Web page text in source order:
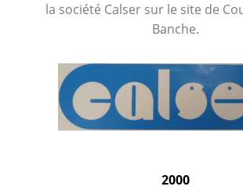
la société Calser sur le site de
Banche.
2000